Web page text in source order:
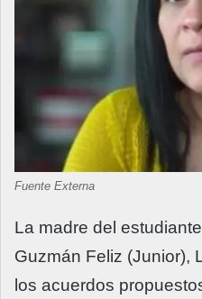
Fuente Externa
La madre del
Guzmán Feliz (Junior),
los acuerdos